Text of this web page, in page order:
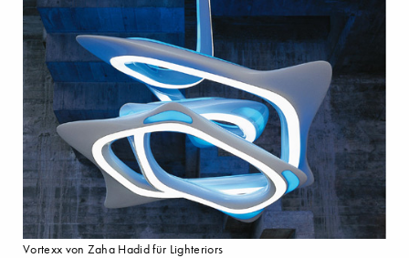
Vortexx von Zaha Hadid für Lighteriors